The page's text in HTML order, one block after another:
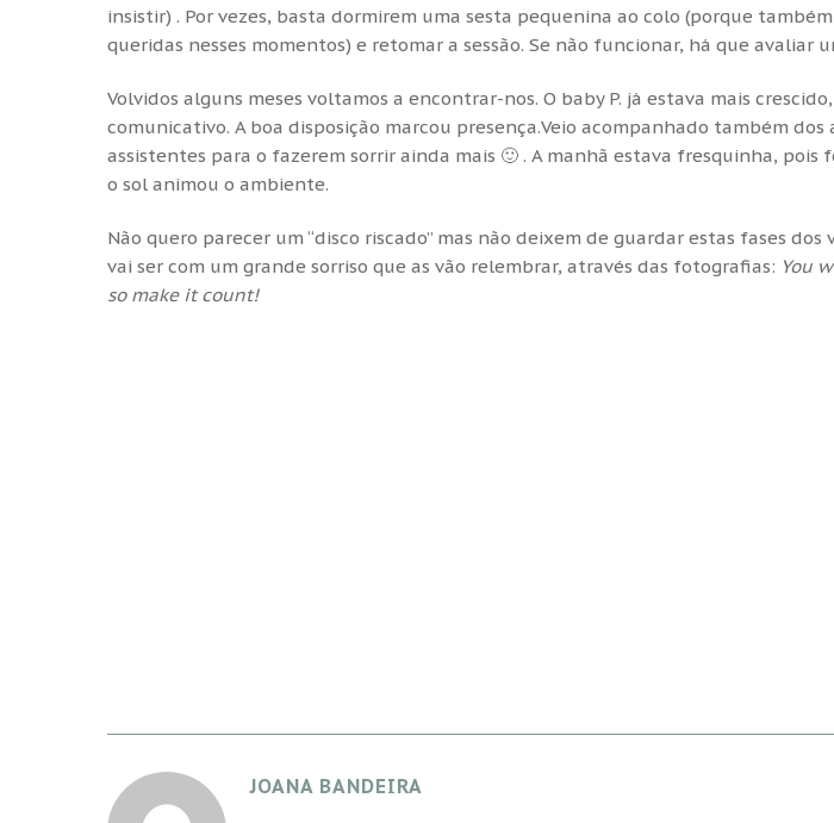
insistir) . Por vezes, basta dormirem uma sesta pequenina ao colo (porque
queridas nesses momentos) e retomar a sessão. Se não funcionar, há que avaliar
Volvidos alguns meses voltamos a encontrar-nos. O baby P. já estava mais
comunicativo. A boa disposição marcou presença.Veio acompanhado também
assistentes para o fazerem sorrir ainda mais 🙂 . A manhã estava fresquinha, pois
o sol animou o ambiente.
Não quero parecer um “disco riscado” mas não deixem de guardar estas fases dos
vai ser com um grande sorriso que as vão relembrar, através das fotografias: You
so make it count!
JOANA BANDEIRA